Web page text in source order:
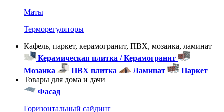
Маты
Терморегуляторы
Кафель, паркет, керамогранит, ПВХ, мозаика, ламинат
Керамическая плитка / Керамогранит
Мозаика
ПВХ плитка Ламинат
Паркет
Товары для дома и дачи
Фасад
Горизонтальный сайдинг